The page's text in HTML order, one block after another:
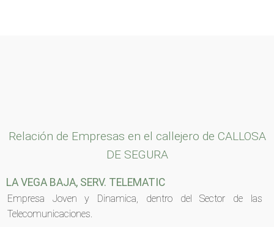
Relación de Empresas en el callejero de CALLOSA
DE SEGURA
LA VEGA BAJA, SERV. TELEMATIC
Empresa Joven y Dinamica, dentro del Sector de las
Telecomunicaciones.